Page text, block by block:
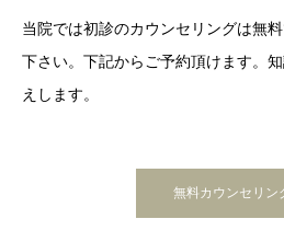
当院では初診のカウンセリングは無
下さい。下記からご予約頂けます。
えします。
無料カウンセリン